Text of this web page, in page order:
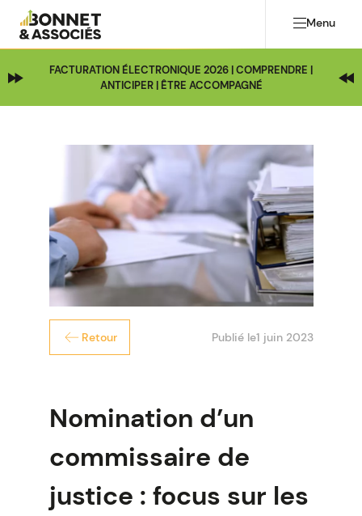
Menu
FACTURATION ÉLECTRONIQUE 2026 | COMPRENDRE |
ANTICIPER | ÊTRE ACCOMPAGNÉ
Retour Publié le1 juin 2023
Nomination d’un
commissaire de
justice : focus sur les